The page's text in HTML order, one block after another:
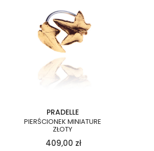
PRADELLE
PIERŚCIONEK MINIATURE
ZŁOTY
409,00 zł